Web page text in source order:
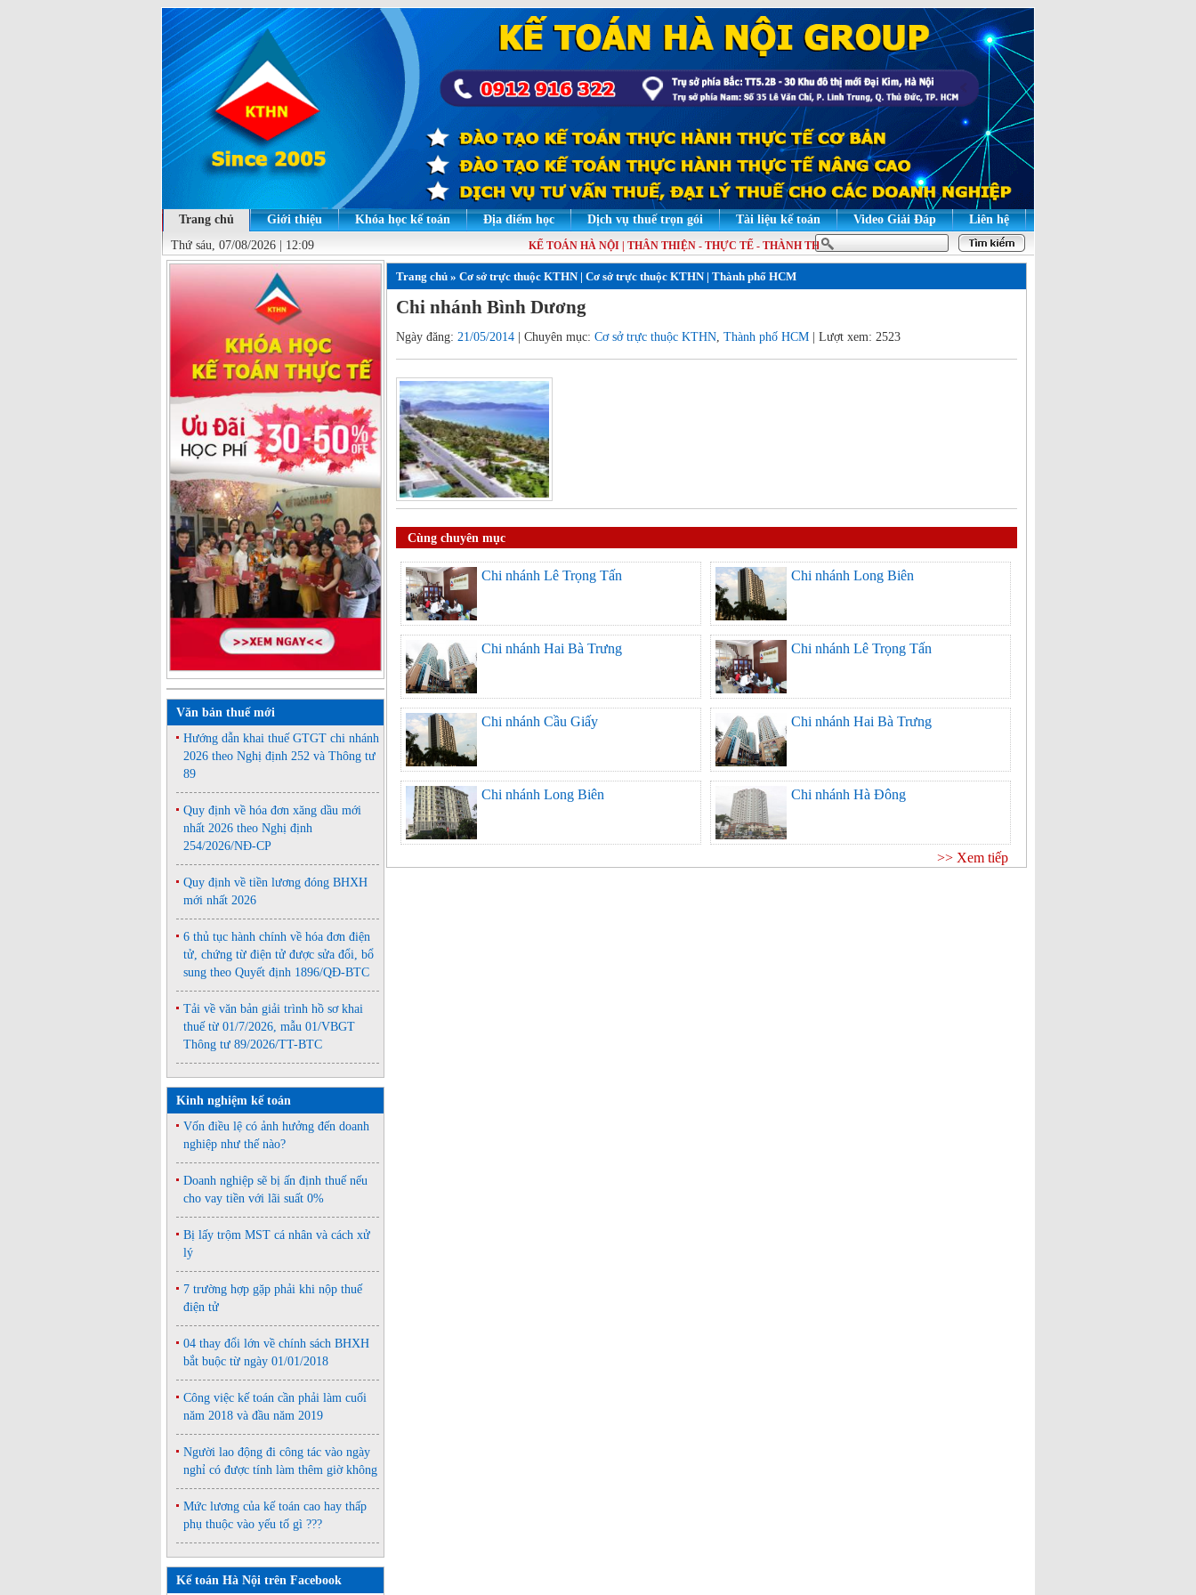
Trang chủ Giới thiệu Khóa học kế toán Địa điểm học Dịch vụ thuế trọn gói Tài liệu kế toán Video Giải Đáp
Liên hệ
Thứ sáu, 07/08/2026 | 12:09
KẾ TOÁN HÀ NỘI | THÂN THIỆN - THỰC TẾ - THÀNH THẠO | HỌC LÝ THUYẾT ĐỂ HIỂU BẢN CHẤT, HỌC THỰC HÀNH ĐỂ GIỎI
Văn bản thuế mới
Hướng dẫn khai thuế GTGT chi nhánh
2026 theo Nghị định 252 và Thông tư
89
Quy định về hóa đơn xăng dầu mới
nhất 2026 theo Nghị định
254/2026/NĐ-CP
Quy định về tiền lương đóng BHXH
mới nhất 2026
6 thủ tục hành chính về hóa đơn điện
tử, chứng từ điện tử được sửa đổi, bổ
sung theo Quyết định 1896/QĐ-BTC
Tải về văn bản giải trình hồ sơ khai
thuế từ 01/7/2026, mẫu 01/VBGT
Thông tư 89/2026/TT-BTC
Kinh nghiệm kế toán
Vốn điều lệ có ảnh hưởng đến doanh
nghiệp như thế nào?
Doanh nghiệp sẽ bị ấn định thuế nếu
cho vay tiền với lãi suất 0%
Bị lấy trộm MST cá nhân và cách xử
lý
7 trường hợp gặp phải khi nộp thuế
điện tử
04 thay đổi lớn về chính sách BHXH
bắt buộc từ ngày 01/01/2018
Công việc kế toán cần phải làm cuối
năm 2018 và đầu năm 2019
Người lao động đi công tác vào ngày
nghỉ có được tính làm thêm giờ không
Mức lương của kế toán cao hay thấp
phụ thuộc vào yếu tố gì ???
Kế toán Hà Nội trên Facebook
Trang chủ » Cơ sở trực thuộc KTHN| Cơ sở trực thuộc KTHN| Thành phố HCM
Chi nhánh Bình Dương
Ngày đăng: 21/05/2014 | Chuyên mục: Cơ sở trực thuộc KTHN, Thành phố HCM | Lượt xem: 2523
Cùng chuyên mục
Chi nhánh Lê Trọng Tấn Chi nhánh Long Biên
Chi nhánh Hai Bà Trưng Chi nhánh Lê Trọng Tấn
Chi nhánh Cầu Giấy Chi nhánh Hai Bà Trưng
Chi nhánh Long Biên Chi nhánh Hà Đông
>> Xem tiếp